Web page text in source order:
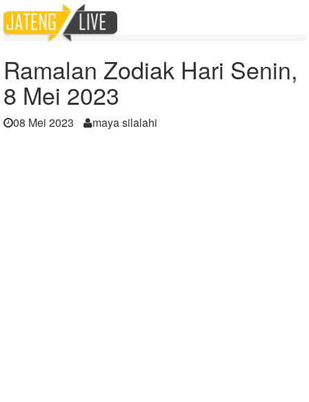
Home
Berita
Ramalan Zodiak Hari Senin, 8 Mei 2023
Ramalan Zodiak Hari Senin,
8 Mei 2023
08 Mei 2023 maya silalahi